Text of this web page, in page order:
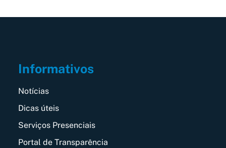
Informativos
Notícias
Dicas úteis
Serviços Presenciais
Portal de Transparência